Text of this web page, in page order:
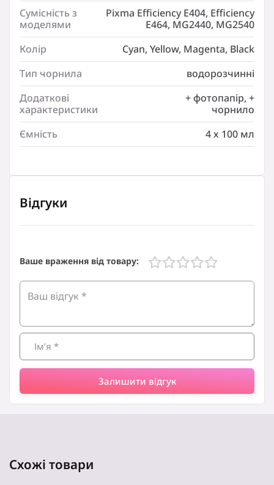
Характеристики
Сумісність з пристроями бренду:
Canon
Сумісність з моделями:
Pixma Efficiency E404, Efficiency E464, MG2440, MG2540
Колір:
Cyan
Колір:
Yellow
Колір:
Колір:
Тип чорнила:
Додаткові характеристики:
+ чорнило
Ємність:
Сумісність з
моделями
Pixma Efficiency E404, Efficiency
E464, MG2440, MG2540
Колір
Cyan, Yellow, Magenta, Black
Тип чорнила
водорозчинні
Додаткові
характеристики
+ фотопапір, +
чорнило
Ємність
4 х 100 мл
Відгуки
Ваше враження від товару:
Залишити відгук
Схожі товари